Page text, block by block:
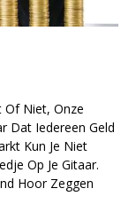
Of Niet, Onze
Dat Iedereen Geld
Kun Je Niet
Op Je Gitaar.
Hoor Zeggen